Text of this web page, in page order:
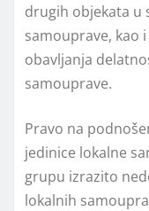
drugih objekata u
samouprave, kao
obavlјanja
samouprave.
Pravo na
jedinice lokalne
grupu izrazito
lokalnih